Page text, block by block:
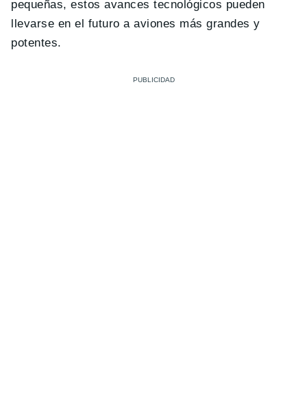
pequeñas, estos avances tecnológicos pueden
llevarse en el futuro a aviones más grandes y
potentes.